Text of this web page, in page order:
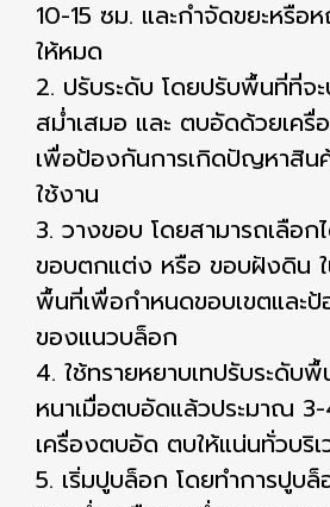
10-15 ซม. และกําจัดขยะหรื
ให้หมด
2. ปรับระดับ โดยปรับพื้นที่ที่จ
สม่ําเสมอ และ ตบอัดด้วยเครื่
เพื่อป้องกันการเกิดปัญหาสิน
ใช้งาน
3. วางขอบ โดยสามารถเลือ
ขอบตกแต่ง หรือ ขอบฝังดิน
พื้นที่เพื่อกําหนดขอบเขตและ
ของแนวบล็อก
4. ใช้ทรายหยาบเทปรับระดับ
หนาเมื่อตบอัดแล้วประมาณ
เครื่องตบอัด ตบให้แน่นทั่วบริ
5. เริ่มปูบล็อก โดยทำการปูบล็